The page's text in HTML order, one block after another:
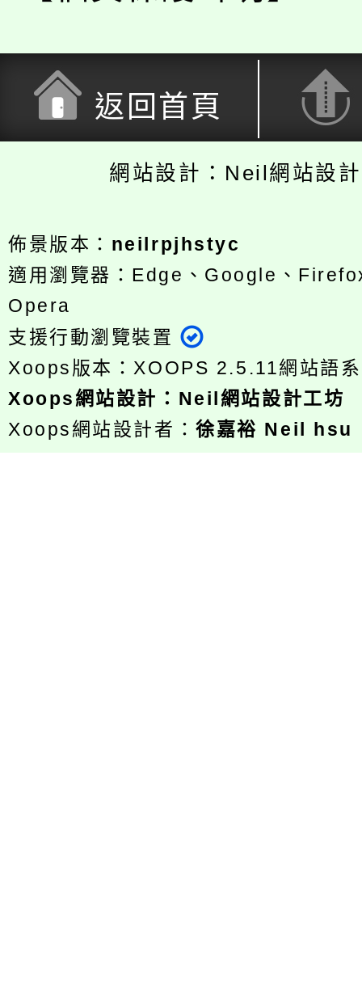
返回首頁
網站設計：Neil網站設
佈景版本： neilrpjhstyc
適用瀏覽器：Edge、Google、
Opera
支援行動瀏覽裝置
Xoops版本：XOOPS 2.5.11網站語
Xoops網站設計 ： Neil網站設計工坊
Xoops網站設計者：徐嘉裕 Neil hsu